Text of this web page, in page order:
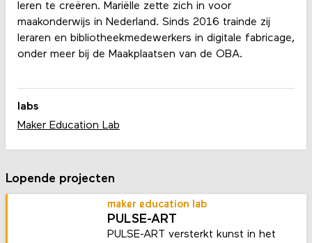
leren te creëren. Mariëlle zette zich in voor
maakonderwijs in Nederland. Sinds 2016 trainde zij
leraren en bibliotheekmedewerkers in digitale fabricage,
onder meer bij de Maakplaatsen van de OBA.
labs
Maker Education Lab
Lopende projecten
maker education lab
PULSE-ART
PULSE-ART versterkt kunst in het